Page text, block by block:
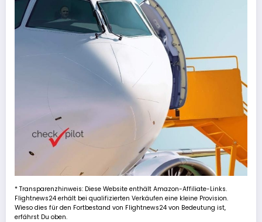
* Transparenzhinweis: Diese Website enthält Amazon-Affiliate-Links.
Flightnews24 erhält bei qualifizierten Verkäufen eine kleine Provision.
Wieso dies für den Fortbestand von Flightnews24 von Bedeutung ist,
erfährst Du oben.